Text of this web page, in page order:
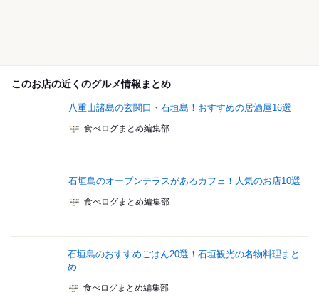
このお店の近くのグルメ情報まとめ
八重山諸島の玄関口・石垣島！おすすめの居酒屋16選
食べログまとめ編集部
石垣島のオープンテラスがあるカフェ！人気のお店10選
食べログまとめ編集部
石垣島のおすすめごはん20選！石垣観光の名物料理まと
め
食べログまとめ編集部